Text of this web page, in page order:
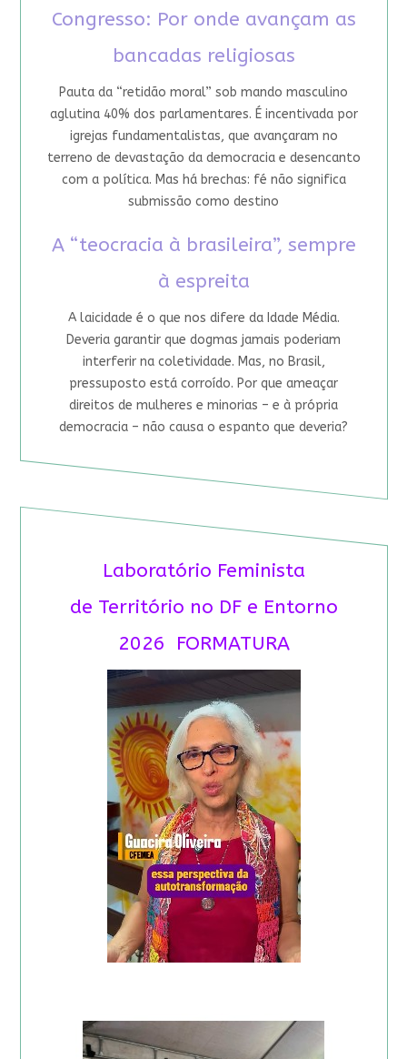
Congresso: Por onde avançam as
bancadas religiosas
Pauta da “retidão moral” sob mando masculino
aglutina 40% dos parlamentares. É incentivada por
igrejas fundamentalistas, que avançaram no
terreno de devastação da democracia e desencanto
com a política. Mas há brechas: fé não significa
submissão como destino
A “teocracia à brasileira”, sempre
à espreita
A laicidade é o que nos difere da Idade Média.
Deveria garantir que dogmas jamais poderiam
interferir na coletividade. Mas, no Brasil,
pressuposto está corroído. Por que ameaçar
direitos de mulheres e minorias – e à própria
democracia – não causa o espanto que deveria?
Laboratório Feminista
de Território no DF e Entorno
2026 FORMATURA